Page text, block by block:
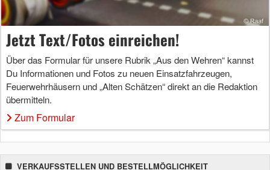
Jetzt Text/Fotos einreichen!
Über das Formular für unsere Rubrik „Aus den Wehren“ kannst
Du Informationen und Fotos zu neuen Einsatzfahrzeugen,
Feuerwehrhäusern und „Alten Schätzen“ direkt an die Redaktion
übermitteln.
Zum Formular
VERKAUFSSTELLEN UND BESTELLMÖGLICHKEIT